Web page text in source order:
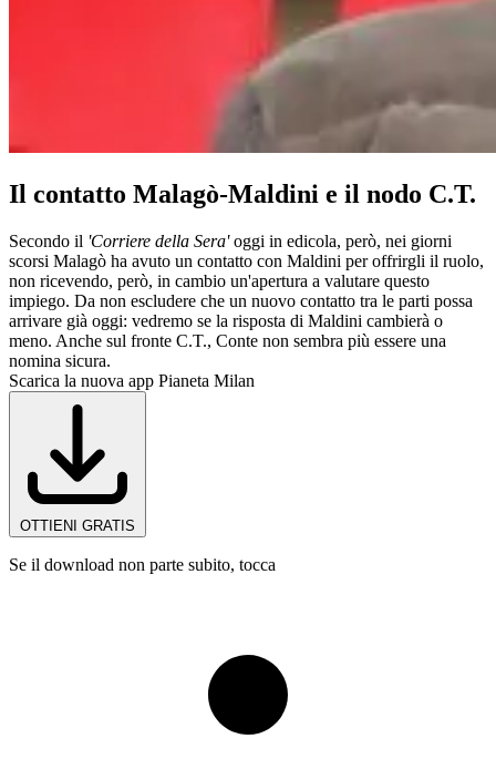
Il contatto Malagò-Maldini e il nodo C.T.
Secondo il 'Corriere della Sera'oggi in edicola, però, nei giorni
scorsi Malagò ha avuto un contatto con Maldini per offrirgli il ruolo,
non ricevendo, però, in cambio un'apertura a valutare questo
impiego. Da non escludere che un nuovo contatto tra le parti possa
arrivare già oggi: vedremo se la risposta di Maldini cambierà o
meno. Anche sul fronte C.T., Conte non sembra più essere una
nomina sicura.
Scarica la nuova app Pianeta Milan
OTTIENI GRATIS
Se il download non parte subito, tocca